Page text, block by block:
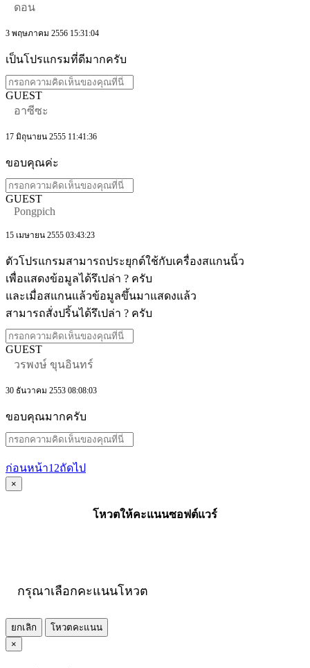
ดอน
3 พฤษภาคม 2556 15:31:04
เป็นโปรแกรมที่ดีมากครับ
GUEST
อาซีซะ
17 มิถุนายน 2555 11:41:36
ขอบคุณค่ะ
GUEST
Pongpich
15 เมษายน 2555 03:43:23
ตัวโปรแกรมสามารถประยุกต์ใช้กับเครื่องสแกนนิ้ว
เพื่อแสดงข้อมูลได้รึเปล่า ? ครับ
และเมื่อสแกนแล้วข้อมูลขึ้นมาแสดงแล้ว
สามารถสั่งปริ้นได้รึเปล่า ? ครับ
GUEST
วรพงษ์ ขุนอินทร์
30 ธันวาคม 2553 08:08:03
ขอบคุณมากครับ
ก่อนหน้า1 2ถัดไป
×
โหวตให้คะแนนซอฟต์แวร์
กรุณาเลือกคะแนนโหวต
ยกเลิก
โหวตคะแนน
×